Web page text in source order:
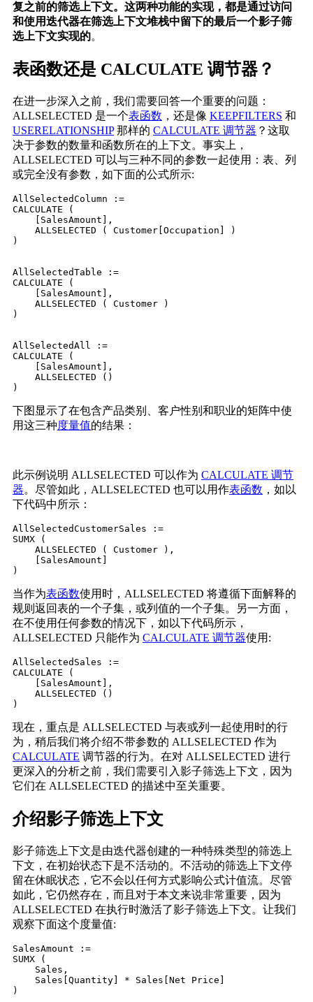
复之前的筛选上下文。这两种功能的实现，都是通过访问
和使用迭代器在筛选上下文堆栈中留下的最后一个影子筛
选上下文实现的。
表函数还是 CALCULATE 调节器？
在进一步深入之前，我们需要回答一个重要的问题：
ALLSELECTED 是一个表函数 ，还是像 KEEPFILTERS 和
USERELATIONSHIP那样的 CALCULATE 调节器 ？这取
决于参数的数量和函数所在的上下文。事实上，
ALLSELECTED 可以与三种不同的参数一起使用：表、列
或完全没有参数，如下面的公式所示:
AllSelectedColumn :=
CALCULATE (
    [SalesAmount],
    ALLSELECTED ( Customer[Occupation] )
)
AllSelectedTable :=
CALCULATE (
    [SalesAmount],
    ALLSELECTED ( Customer )
)
AllSelectedAll :=
CALCULATE (
    [SalesAmount],
    ALLSELECTED ()
下图显示了在包含产品类别、客户性别和职业的矩阵中使
用这三种度量值的结果：
此示例说明 ALLSELECTED 可以作为 CALCULATE 调节
器。尽管如此，ALLSELECTED 也可以用作表函数 ，如以
下代码中所示：
AllSelectedCustomerSales :=
SUMX (
    ALLSELECTED ( Customer ),
    [SalesAmount]
当作为表函数使用时，ALLSELECTED 将遵循下面解释的
规则返回表的一个子集，或列值的一个子集。另一方面，
在不使用任何参数的情况下，如以下代码所示，
ALLSELECTED 只能作为 CALCULATE 调节器使用:
AllSelectedSales :=
CALCULATE (
    [SalesAmount],
    ALLSELECTED ()
)
现在，重点是 ALLSELECTED 与表或列一起使用时的行
为，稍后我们将介绍不带参数的 ALLSELECTED 作为
CALCULATE 调节器的行为。在对 ALLSELECTED 进行
更深入的分析之前，我们需要引入影子筛选上下文，因为
它们在 ALLSELECTED 的描述中至关重要。
介绍影子筛选上下文
影子筛选上下文是由迭代器创建的一种特殊类型的筛选上
下文，在初始状态下是不活动的。不活动的筛选上下文停
留在休眠状态，它不会以任何方式影响公式计值流。尽管
如此，它仍然存在，而且对于本文来说非常重要，因为
ALLSELECTED 在执行时激活了影子筛选上下文。让我们
观察下面这个度量值:
SalesAmount :=
SUMX (
    Sales,
    Sales[Quantity] * Sales[Net Price]